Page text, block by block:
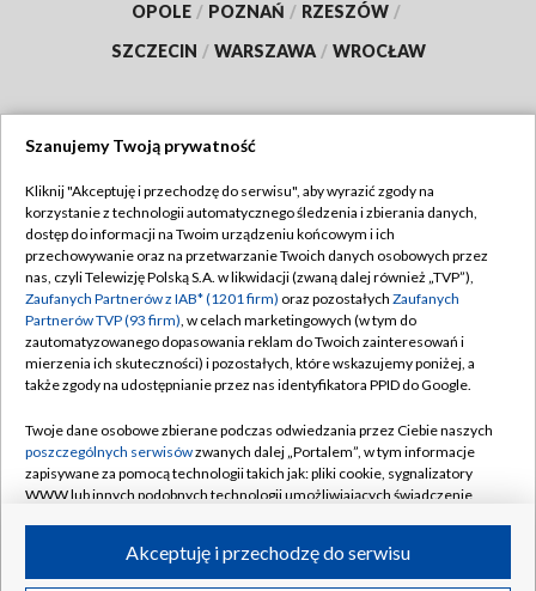
OPOLE / POZNAŃ / RZESZÓW /
SZCZECIN / WARSZAWA / WROCŁAW
TVP
Abonament TVP
Emisja w TVP
Centrum informacji TVP
Naziemna Telewizja Cyfrowa
Rada Programowa
System NOS
Informacje o nadawcy
Program dla prasy
Regulamin TVP
Polityka prywatności
Moje zgody
Pomoc
Kontakt
Kanały
Szanujemy Twoją prywatność
Kliknij "Akceptuję i przechodzę do serwisu", aby wyrazić zgody na
korzystanie z technologii automatycznego śledzenia i zbierania danych,
dostęp do informacji na Twoim urządzeniu końcowym i ich
przechowywanie oraz na przetwarzanie Twoich danych osobowych przez
nas, czyli Telewizję Polską S.A. w likwidacji (zwaną dalej również „TVP”),
Zaufanych Partnerów z IAB* (1201 firm) oraz pozostałych Zaufanych
Partnerów TVP (93 firm), w celach marketingowych (w tym do
zautomatyzowanego dopasowania reklam do Twoich zainteresowań i
mierzenia ich skuteczności) i pozostałych, które wskazujemy poniżej, a
także zgody na udostępnianie przez nas identyfikatora PPID do Google.
Twoje dane osobowe zbierane podczas odwiedzania przez Ciebie naszych
poszczególnych serwisówzwanych dalej „Portalem”, w tym informacje
zapisywane za pomocą technologii takich jak: pliki cookie, sygnalizatory
WWW lub innych podobnych technologii umożliwiających świadczenie
ruchu w Internecie.Akceptuję i przechodzę do serwisu